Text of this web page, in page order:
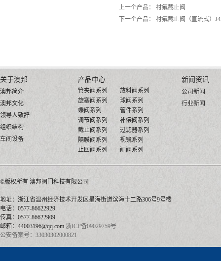
上一个产品： 衬氟截止阀
下一个产品： 衬氟截止阀（直流式）
关于澳邦
澳邦简介
澳邦文化
领导人致辞
组织结构
车间设备
产品中心
管夹阀系列
旋塞阀系列
蝶阀系列
调节阀系列
截止阀系列
隔膜阀系列
止回阀系列
放料阀系列
球阀系列
管件系列
补偿阀系列
过滤器系列
视镜系列
闸阀系列
新闻资讯
公司新闻
行业新闻
©版权所有 澳邦阀门
地址：浙江省温州经济技术开发区星海街道滨海十二路306号9号楼
电话：0577-86622929
传真：0577-86622909
邮箱：44003196@qq.com 浙ICP备09029759号
公安备案号：33030302000821